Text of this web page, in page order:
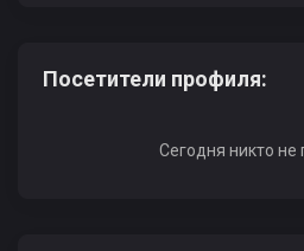
Посетители профиля:
Сегодня никто не